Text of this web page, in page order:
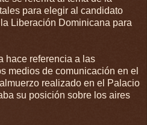
para elegir al candidato
Liberación Dominicana para
hace referencia a las
medios de comunicación en el
realizado en el Palacio
su posición sobre los aires